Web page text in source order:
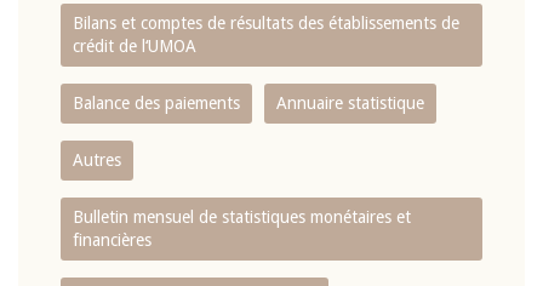
Bilans et comptes de résultats des établissements de
crédit de l‘UMOA
Balance des paiements Annuaire statistique
Autres
Bulletin mensuel de statistiques monétaires et
financières